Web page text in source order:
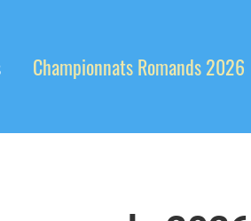
Championnats Romands 2026